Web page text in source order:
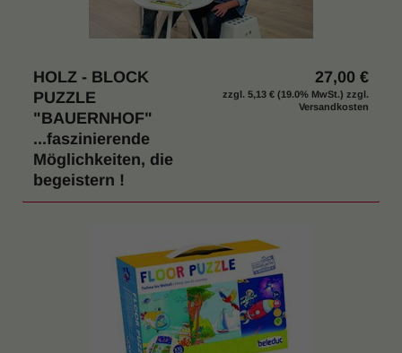
Hygiene / Desinfektion
% SALE
Katalog anfordern
HOLZ - BLOCK
PUZZLE
"BAUERNHOF"
...faszinierende
Möglichkeiten, die
begeistern !
27,00 €
zzgl. 5,13 € (19.0% MwSt.) zzgl.
Versandkosten